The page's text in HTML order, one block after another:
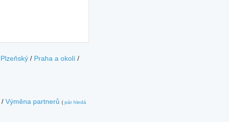
Plzeňský / Praha a okolí /
/ Výměna partnerů ( pár hledá